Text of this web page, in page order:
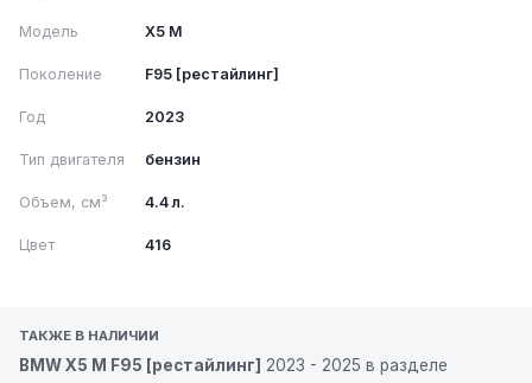
Модель X5 M
Поколение F95 [рестайлинг]
Год 2023
Тип двигателя бензин
Объем, см³ 4.4 л.
Цвет 416
ТАКЖЕ В НАЛИЧИИ
BMW X5 M F95 [рестайлинг] 2023 - 2025 в разделе